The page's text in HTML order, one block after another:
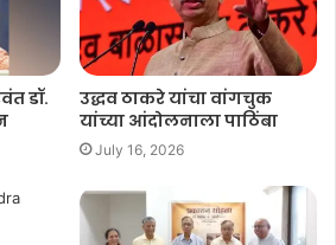
डॉ.
उद्धव ठाकरे यांचा वांगचुक
यांच्या आंदोलनाला पाठिंबा
July 16, 2026